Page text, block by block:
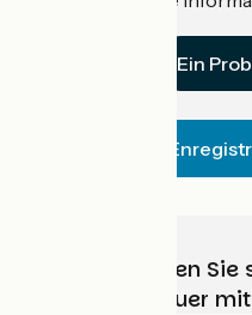
Ein
Wählen, bereiten
Ihr Radabenteuer